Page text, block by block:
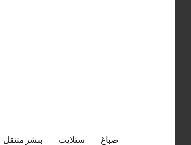
صباغ ستلايت بنشر متنقل